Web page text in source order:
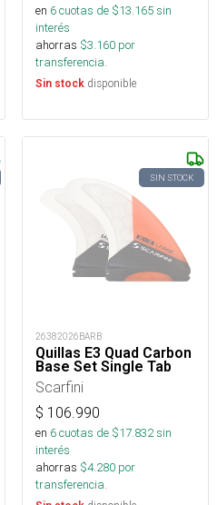
en 6cuotas de $13.165sin
interés
ahorras $3.160 por
transferencia.
Sin stock disponible
SIN STOCK
26382026BARB
Quillas E3 Quad Carbon
Base Set Single Tab
Scarfini
$ 106.990
en 6cuotas de $17.832sin
interés
ahorras $4.280 por
transferencia.